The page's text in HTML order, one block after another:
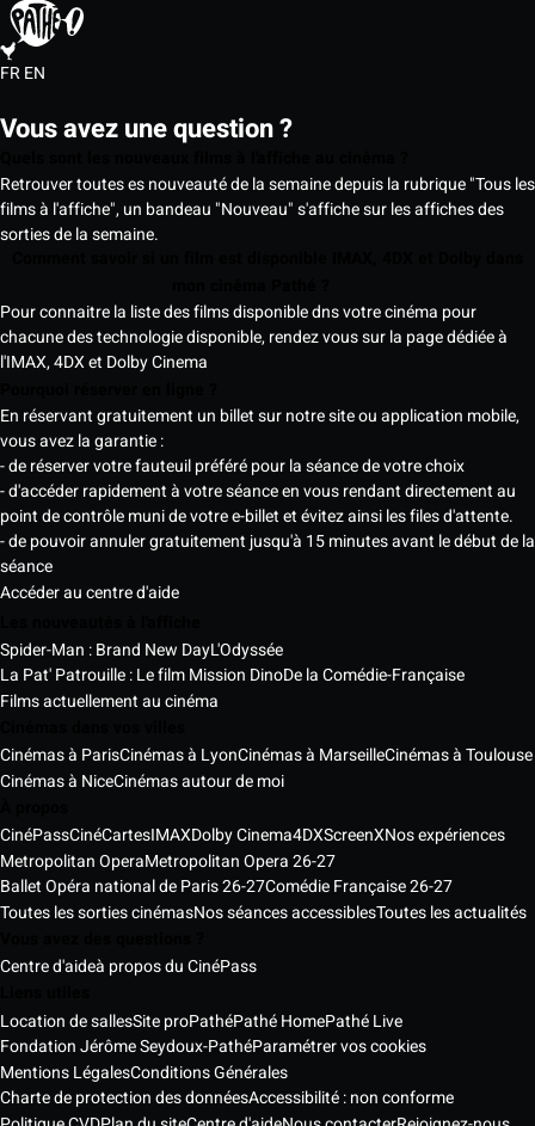
FREN
Vous avez une question ?
Retrouver toutes es nouveauté de la semaine depuis la rubrique "Tous les
films à l'affiche", un bandeau "Nouveau" s'affiche sur les affiches des
sorties de la semaine.
Pour connaitre la liste des films disponible dns votre cinéma pour
chacune des technologie disponible, rendez vous sur la page dédiée à
l'IMAX, 4DX et Dolby Cinema
En réservant gratuitement un billet sur notre site ou application mobile,
vous avez la garantie :
- de réserver votre fauteuil préféré pour la séance de votre choix
- d'accéder rapidement à votre séance en vous rendant directement au
point de contrôle muni de votre e-billet et évitez ainsi les files d'attente.
- de pouvoir annuler gratuitement jusqu'à 15 minutes avant le début de la
séance
Accéder au centre d'aide
Spider-Man : Brand New DayL'Odyssée
La Pat' Patrouille : Le film Mission DinoDe la Comédie-Française
Films actuellement au cinéma
Cinémas à ParisCinémas à LyonCinémas à MarseilleCinémas à Toulouse
Cinémas à NiceCinémas autour de moi
CinéPassCinéCartesIMAXDolby Cinema4DXScreenXNos expériences
Metropolitan OperaMetropolitan Opera 26-27
Ballet Opéra national de Paris 26-27Comédie Française 26-27
Toutes les sorties cinémasNos séances accessiblesToutes les actualités
Centre d'aideà propos du CinéPass
Location de sallesSite proPathéPathé HomePathé Live
Fondation Jérôme Seydoux-PathéParamétrer vos cookies
Mentions LégalesConditions Générales
Charte de protection des donnéesAccessibilité : non conforme